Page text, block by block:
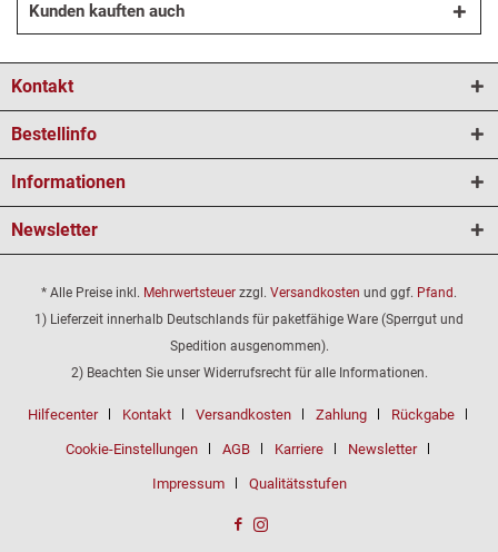
Kunden kauften auch
Kontakt
Bestellinfo
Informationen
Newsletter
* Alle Preise inkl. Mehrwertsteuer zzgl. Versandkosten und ggf. Pfand.
1) Lieferzeit innerhalb Deutschlands für paketfähige Ware (Sperrgut und
Spedition ausgenommen).
2) Beachten Sie unser Widerrufsrecht für alle Informationen.
Hilfecenter Kontakt Versandkosten Zahlung Rückgabe
Cookie-Einstellungen AGB Karriere Newsletter
Impressum Qualitätsstufen